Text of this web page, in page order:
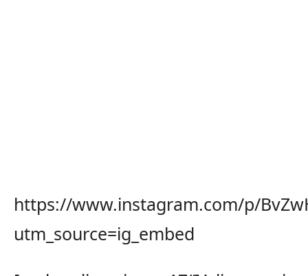
https://www.instagram.com/p/
utm_source=ig_embed